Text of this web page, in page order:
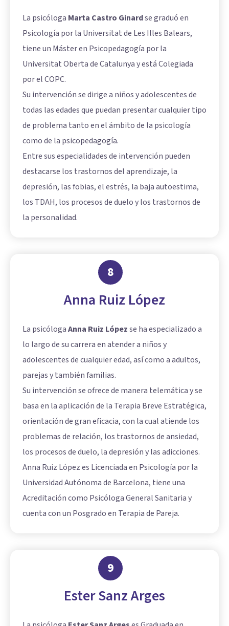
La psicóloga Marta Castro Ginardse graduó en
Psicología por la Universitat de Les Illes Balears,
tiene un Máster en Psicopedagogía por la
Universitat Oberta de Catalunya y está Colegiada
por el COPC.
Su intervención se dirige a niños y adolescentes de
todas las edades que puedan presentar cualquier tipo
de problema tanto en el ámbito de la psicología
como de la psicopedagogía.
Entre sus especialidades de intervención pueden
destacarse los trastornos del aprendizaje, la
depresión, las fobias, el estrés, la baja autoestima,
los TDAH, los procesos de duelo y los trastornos de
la personalidad.
8
Anna Ruiz López
La psicólogaAnna Ruiz Lópezse ha especializado a
lo largo de su carrera en atender a niños y
adolescentes de cualquier edad, así como a adultos,
parejas y también familias.
Su intervención se ofrece de manera telemática y se
basa en la aplicación de la Terapia Breve Estratégica,
orientación de gran eficacia, con la cual atiende los
problemas de relación, los trastornos de ansiedad,
los procesos de duelo, la depresión y las adicciones.
Anna Ruiz López es Licenciada en Psicología por la
Universidad Autónoma de Barcelona, tiene una
Acreditación como Psicóloga General Sanitaria y
cuenta con un Posgrado en Terapia de Pareja.
9
Ester Sanz Arges